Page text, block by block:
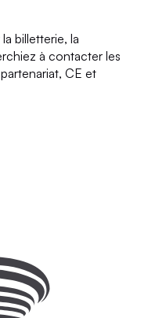
billetterie, la
à contacter les
partenariat, CE et